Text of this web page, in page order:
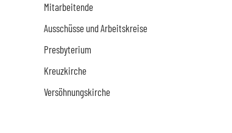
Mitarbeitende
Ausschüsse und Arbeitskreise
Presbyterium
Kreuzkirche
Versöhnungskirche